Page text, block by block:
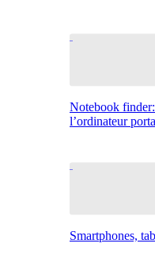
Notebook
l’ordinateur
Smartphones,